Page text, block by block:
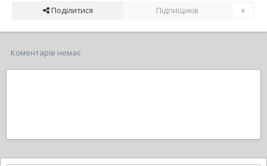
Поділитися Підпищиків 0
Коментарів немає